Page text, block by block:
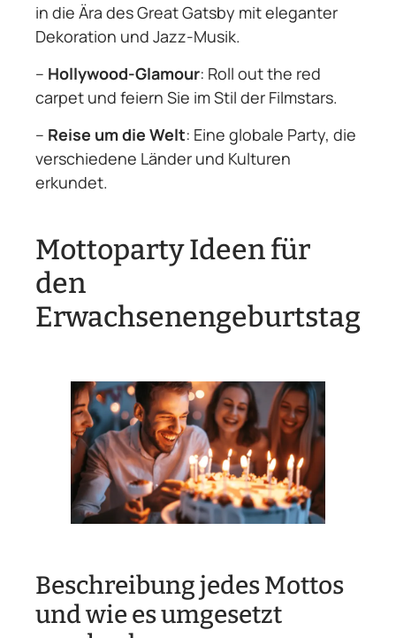
in die Ära des Great Gatsby mit eleganter
Dekoration und Jazz-Musik.
– Hollywood-Glamour: Roll out the red
carpet und feiern Sie im Stil der Filmstars.
– Reise um die Welt: Eine globale Party, die
verschiedene Länder und Kulturen
erkundet.
Mottoparty Ideen für
den
Erwachsenengeburtstag
Beschreibung jedes Mottos
und wie es umgesetzt